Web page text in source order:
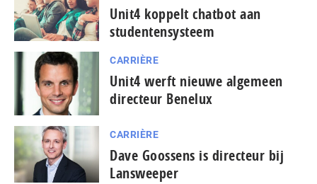
Unit4 koppelt chatbot aan
studentensysteem
CARRIÈRE
Unit4 werft nieuwe algemeen
directeur Benelux
CARRIÈRE
Dave Goossens is directeur bij
Lansweeper